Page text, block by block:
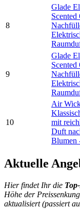
8
Glade
Scented
9
Glade
Scented
10
Air
mit
Duft
Blumen
Aktuelle
Hier findet Ihr die
Höhe der
aktualisiert (passiert